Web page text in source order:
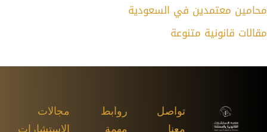
محامين معتمدين في السعودية
مقالات قانونية متنوعة
روابط
مهمة
مجالات
الاستشارات
تواصل
معنا